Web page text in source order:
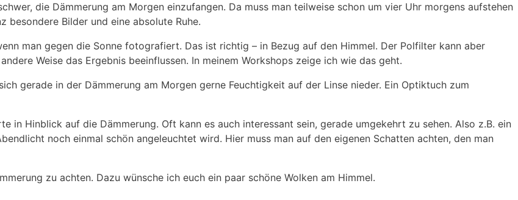
die Dämmerung am Morgen einzufangen. Da muss man teilweise schon um vier Uhr morgens aufstehen
besondere Bilder und eine absolute Ruhe.
man gegen die Sonne fotografiert. Das ist richtig – in Bezug auf den Himmel. Der Polfilter kann aber
Weise das Ergebnis beeinflussen. In meinem Workshops zeige ich wie das geht.
gerade in der Dämmerung am Morgen gerne Feuchtigkeit auf der Linse nieder. Ein Optiktuch zum
in Hinblick auf die Dämmerung. Oft kann es auch interessant sein, gerade umgekehrt zu sehen. Also z.B. ein
noch einmal schön angeleuchtet wird. Hier muss man auf den eigenen Schatten achten, den man
zu achten. Dazu wünsche ich euch ein paar schöne Wolken am Himmel.